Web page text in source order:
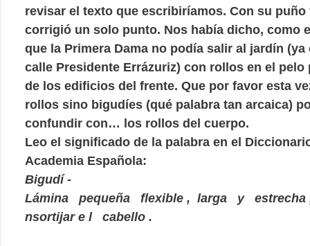
revisar el texto que escribiríamos. Con su puño
corrigió un solo punto. Nos había dicho, como
que la Primera Dama no podía salir al jardín (ya
calle Presidente Errázuriz) con rollos en el pelo
de los edificios del frente. Que por favor esta
rollos sino bigudíes (qué palabra tan arcaica)
confundir con… los rollos del cuerpo.
Leo el significado de la palabra en el
Academia Española:
Bigudí -
Lámina
pequeña flexible , larga y estrecha
nsortijar e l cabello .